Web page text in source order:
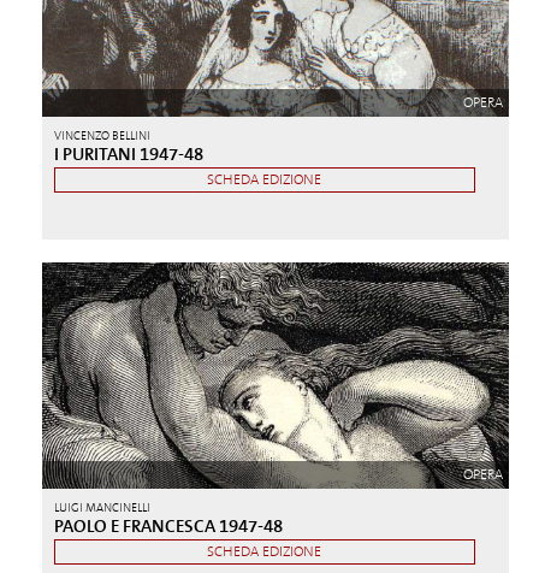
OPERA
VINCENZO BELLINI
I PURITANI 1947-48
SCHEDA EDIZIONE
OPERA
LUIGI MANCINELLI
PAOLO E FRANCESCA 1947-48
SCHEDA EDIZIONE